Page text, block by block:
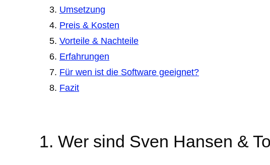
Umsetzung
Preis & Kosten
Vorteile & Nachteile
Erfahrungen
Für wen ist die Software geeignet?
Fazit
1. Wer sind Sven Hansen &